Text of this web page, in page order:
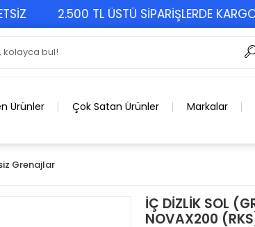
2.500 TL ÜSTÜ SİPARİŞLERDE KARGO
Ürünler Çok Satan Ürünler Markalar
Grenajlar
İÇ DİZLİK SOL
NOVAX200